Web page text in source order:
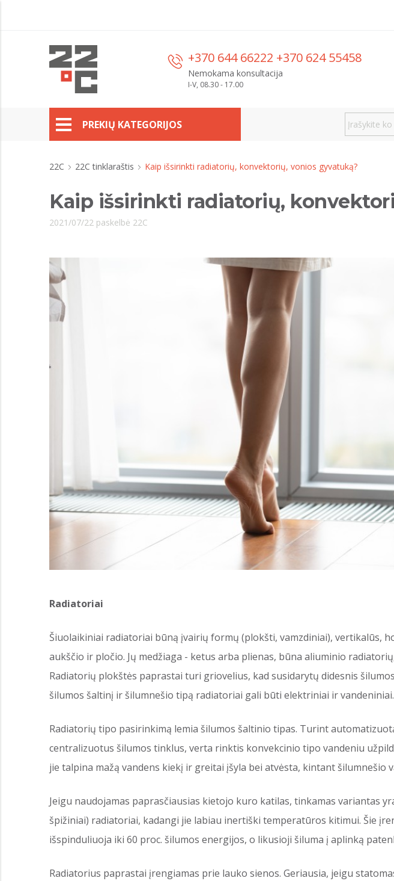
+370 644 66222 +370 624 55458
Nemokama konsultacija
I-V, 08.30 - 17.00
PREKIŲ KATEGORIJOS
22C 22C tinklaraštis Kaip išsirinkti radiatorių, konvektorių, vonios gyvatuką?
Kaip išsirinkti radiatorių,
2021/07/22 paskelbė 22C
Radiatoriai
Šiuolaikiniai radiatoriai būną įvairių formų (plokšti, vamzdiniai), vertikalūs,
aukščio ir pločio. Jų medžiaga - ketus arba plienas, būna aliuminio
Radiatorių plokštės paprastai turi griovelius, kad susidarytų didesnis
šilumos šaltinį ir šilumnešio tipą radiatoriai gali būti elektriniai ir vandeniniai.
Radiatorių tipo pasirinkimą lemia šilumos šaltinio tipas. Turint
centralizuotus šilumos tinklus, verta rinktis konvekcinio tipo vandeniu
jie talpina mažą vandens kiekį ir greitai įšyla bei atvėsta, kintant šilumnešio
Jeigu naudojamas paprasčiausias kietojo kuro katilas, tinkamas variantas
špižiniai) radiatoriai, kadangi jie labiau inertiški temperatūros kitimui. Šie
išspinduliuoja iki 60 proc. šilumos energijos, o likusioji šiluma į aplinką
Radiatorius paprastai įrengiamas prie lauko sienos. Geriausia, jeigu